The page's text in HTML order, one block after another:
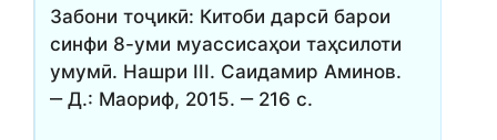
Забони тоҷикӣ: Китоби дарсӣ барои
синфи 8-уми муассисаҳои таҳсилоти
умумӣ. Нашри III. Саидамир Аминов.
‒ Д.: Маориф, 2015. ‒ 216 с.